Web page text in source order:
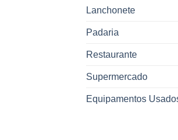
Lanchonete
Padaria
Restaurante
Supermercado
Equipamentos